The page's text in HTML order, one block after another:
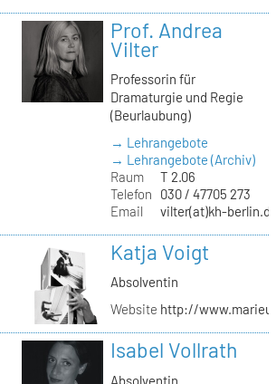
Prof. Andrea
Vilter
Professorin für
Dramaturgie und Regie
(Beurlaubung)
→ Lehrangebote
→ Lehrangebote (Archiv)
Raum
T 2.06
Telefon
030 / 47705 273
Email
vilter(at)kh-
Katja Voigt
Absolventin
Website http://
Isabel Vollrath
Absolventin